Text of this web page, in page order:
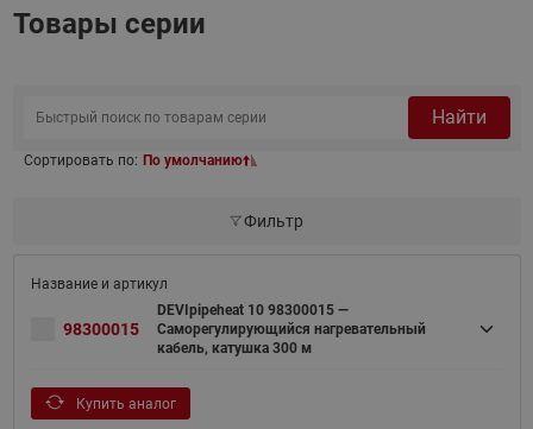
Товары серии
Найти
Сортировать по: По умолчанию
Фильтр
98300015
DEVIpipeheat 10 98300015 —
Саморегулирующийся нагревательный
кабель, катушка 300 м
Купить аналог